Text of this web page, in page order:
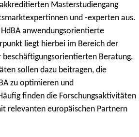
Masterstudiengang
und -experten aus.
anwendungsorientierte
liegt hierbei im Bereich der
Beratung.
sollen dazu beitragen, die
zu optimieren und
finden die Forschungsaktivitäten
relevanten europäischen Partnern